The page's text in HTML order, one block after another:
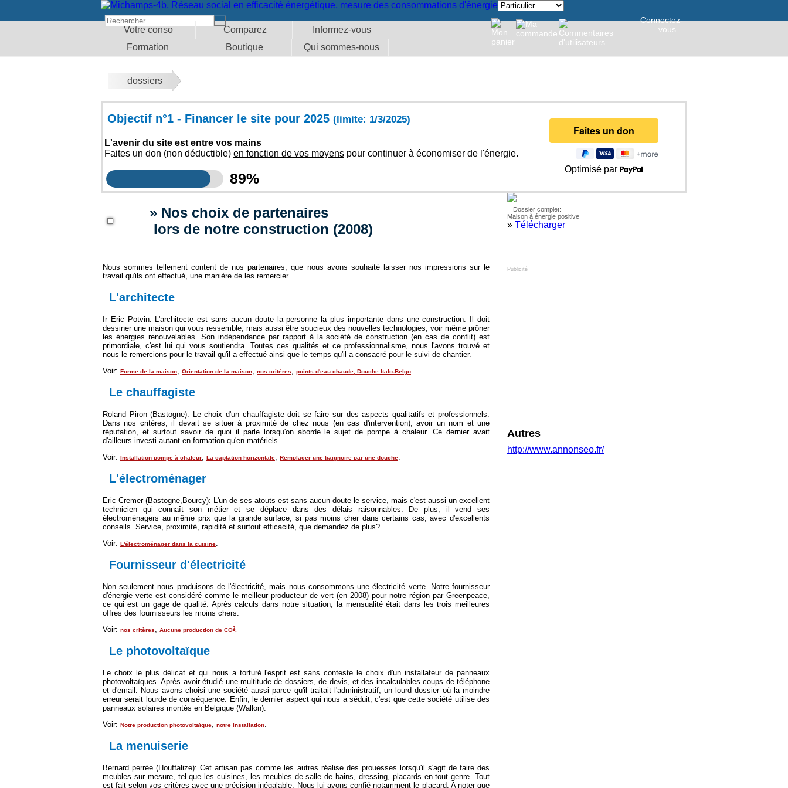
Connectez-
vous...
Votre conso Comparez
Informez-vous
Formation
Boutique Qui sommes-nous
dossiers
Objectif n°1 - Financer le site pour 2025 (limite: 1/3/2025)
L'avenir du site est entre vos mains
Faites un don (non déductible) en fonction de vos moyens pour continuer à économiser de l'énergie.
89%
Optimisé par
Nos choix de partenaires
lors de notre construction (2008)
Nous sommes tellement content de nos partenaires, que nous avons souhaité laisser nos impressions sur le
travail qu'ils ont effectué, une manière de les remercier.
L'architecte
Ir Eric Potvin: L'architecte est sans aucun doute la personne la plus importante dans une construction. Il doit
dessiner une maison qui vous ressemble, mais aussi être soucieux des nouvelles technologies, voir même prôner
les énergies renouvelables. Son indépendance par rapport à la société de construction (en cas de conflit) est
primordiale, c'est lui qui vous soutiendra. Toutes ces qualités et ce professionnalisme, nous l'avons trouvé et
nous le remercions pour le travail qu'il a effectué ainsi que le temps qu'il a consacré pour le suivi de chantier.
Voir: Forme de la maison, Orientation de la maison, nos critères, points d'eau chaude, Douche Italo-Belgo.
Le chauffagiste
Roland Piron (Bastogne): Le choix d'un chauffagiste doit se faire sur des aspects qualitatifs et professionnels.
Dans nos critères, il devait se situer à proximité de chez nous (en cas d'intervention), avoir un nom et une
réputation, et surtout savoir de quoi il parle lorsqu'on aborde le sujet de pompe à chaleur. Ce dernier avait
d'ailleurs investi autant en formation qu'en matériels.
Voir: Installation pompe à chaleur, La captation horizontale, Remplacer une baignoire par une douche.
L'électroménager
Eric Cremer (Bastogne,Bourcy): L'un de ses atouts est sans aucun doute le service, mais c'est aussi un excellent
technicien qui connaît son métier et se déplace dans des délais raisonnables. De plus, il vend ses
électroménagers au même prix que la grande surface, si pas moins cher dans certains cas, avec d'excellents
conseils. Service, proximité, rapidité et surtout efficacité, que demandez de plus?
Voir: L'électroménager dans la cuisine.
Fournisseur d'électricité
Non seulement nous produisons de l'électricité, mais nous consommons une électricité verte. Notre fournisseur
d'énergie verte est considéré comme le meilleur producteur de vert (en 2008) pour notre région par Greenpeace,
ce qui est un gage de qualité. Après calculs dans notre situation, la mensualité était dans les trois meilleures
offres des fournisseurs les moins chers.
Voir: nos critères, Aucune production de CO2.
Le photovoltaïque
Le choix le plus délicat et qui nous a torturé l'esprit est sans conteste le choix d'un installateur de panneaux
photovoltaïques. Après avoir étudié une multitude de dossiers, de devis, et des incalculables coups de téléphone
et d'email. Nous avons choisi une société aussi parce qu'il traitait l'administratif, un lourd dossier où la moindre
erreur serait lourde de conséquence. Enfin, le dernier aspect qui nous a séduit, c'est que cette société utilise des
panneaux solaires montés en Belgique (Wallon).
Voir: Notre production photovoltaïque, notre installation.
La menuiserie
Bernard perrée (Houffalize): Cet artisan pas comme les autres réalise des prouesses lorsqu'il s'agit de faire des
meubles sur mesure, tel que les cuisines, les meubles de salle de bains, dressing, placards en tout genre. Tout
est fait selon vos critères avec une précision inégalable. Nous lui avons confié notamment le placard. A noter que
Dossier complet:
Maison à énergie positive
» Télécharger
Publicité
Autres
http://www.annonseo.fr/